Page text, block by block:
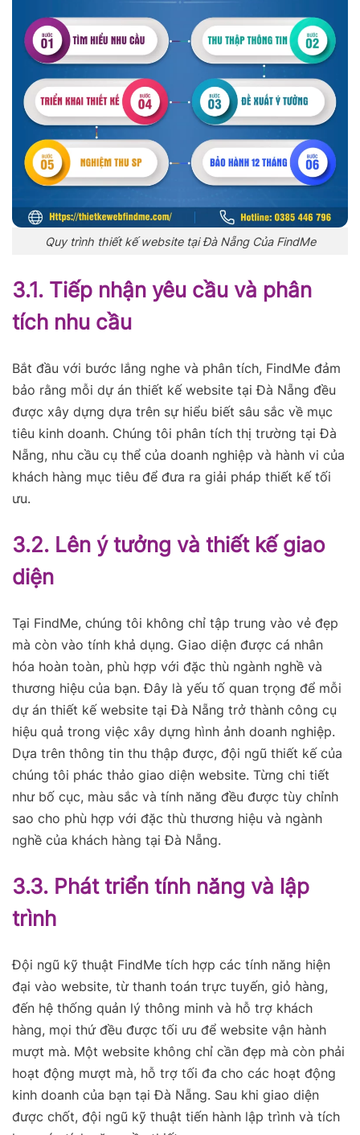
Quy trình thiết kế website tại Đà Nẵng Của FindMe
3.1. Tiếp nhận yêu cầu và phân
tích nhu cầu
Bắt đầu với bước lắng nghe và phân tích, FindMe đảm
bảo rằng mỗi dự án thiết kế website tại Đà Nẵng đều
được xây dựng dựa trên sự hiểu biết sâu sắc về mục
tiêu kinh doanh. Chúng tôi phân tích thị trường tại Đà
Nẵng, nhu cầu cụ thể của doanh nghiệp và hành vi của
khách hàng mục tiêu để đưa ra giải pháp thiết kế tối
ưu.
3.2. Lên ý tưởng và thiết kế giao
diện
Tại FindMe, chúng tôi không chỉ tập trung vào vẻ đẹp
mà còn vào tính khả dụng. Giao diện được cá nhân
hóa hoàn toàn, phù hợp với đặc thù ngành nghề và
thương hiệu của bạn. Đây là yếu tố quan trọng để mỗi
dự án thiết kế website tại Đà Nẵng trở thành công cụ
hiệu quả trong việc xây dựng hình ảnh doanh nghiệp.
Dựa trên thông tin thu thập được, đội ngũ thiết kế của
chúng tôi phác thảo giao diện website. Từng chi tiết
như bố cục, màu sắc và tính năng đều được tùy chỉnh
sao cho phù hợp với đặc thù thương hiệu và ngành
nghề của khách hàng tại Đà Nẵng.
3.3. Phát triển tính năng và lập
trình
Đội ngũ kỹ thuật FindMe tích hợp các tính năng hiện
đại vào website, từ thanh toán trực tuyến, giỏ hàng,
đến hệ thống quản lý thông minh và hỗ trợ khách
hàng, mọi thứ đều được tối ưu để website vận hành
mượt mà. Một website không chỉ cần đẹp mà còn phải
hoạt động mượt mà, hỗ trợ tối đa cho các hoạt động
kinh doanh của bạn tại Đà Nẵng. Sau khi giao diện
được chốt, đội ngũ kỹ thuật tiến hành lập trình và tích